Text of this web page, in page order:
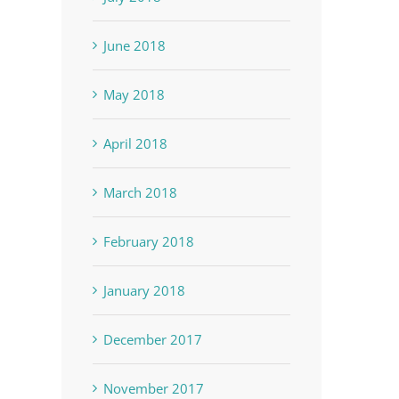
June 2018
May 2018
April 2018
March 2018
February 2018
January 2018
December 2017
November 2017